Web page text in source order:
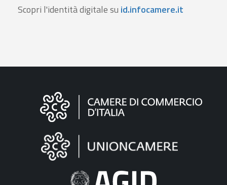
Scopri l'identità digitale su id.infocamere.it
Informazioni
"Fattura
Elettronica"